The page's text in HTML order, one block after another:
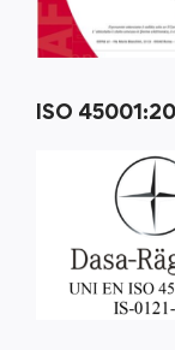
ISO